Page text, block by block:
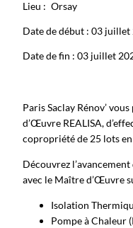
Lieu : Orsay
Date de début : 03 juillet
Date de fin : 03 juillet
Paris Saclay Rénov’
d’Œuvre REALISA,
copropriété de 25 lots
Découvrez
avec le Maître d’Œuvre
Isolation
Pompe à Chaleur